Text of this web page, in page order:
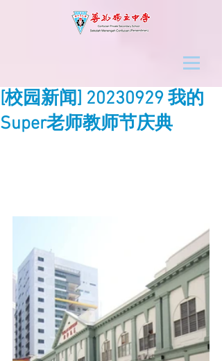
[校园新闻] 20230929 我的
Super老师教师节庆典